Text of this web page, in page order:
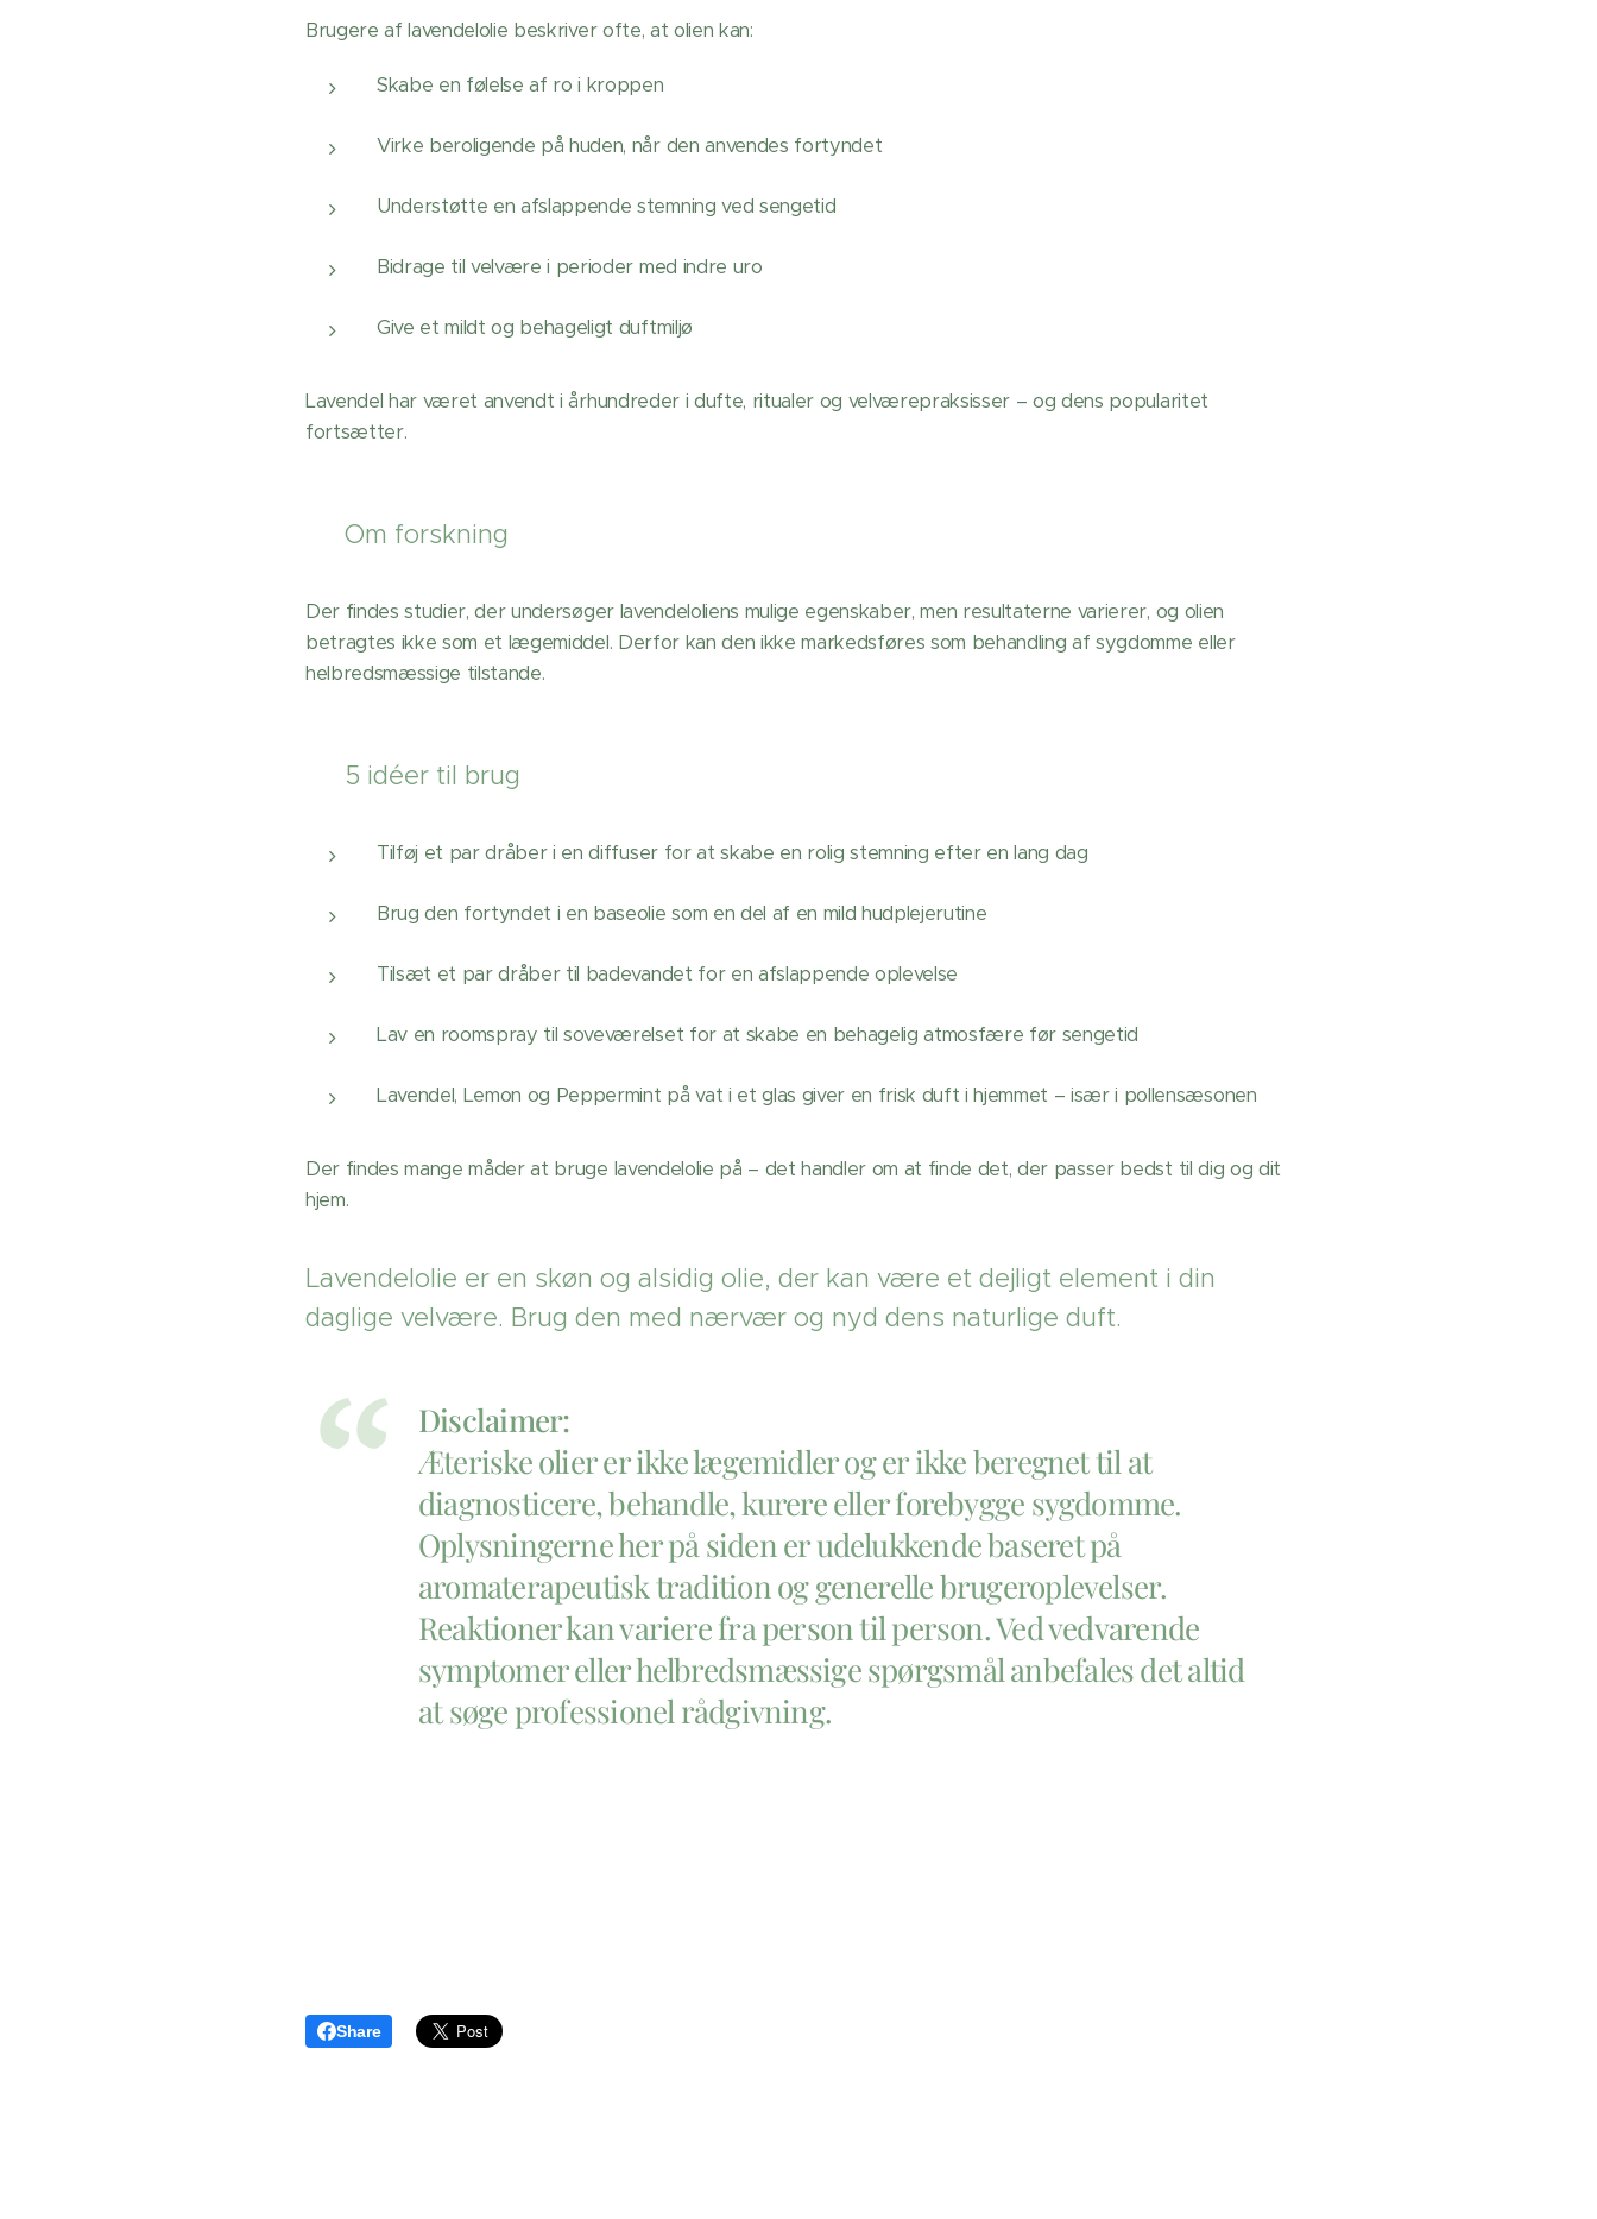
Brugere af lavendelolie beskriver ofte, at olien kan:
Skabe en følelse af ro i kroppen
Virke beroligende på huden, når den anvendes fortyndet
Understøtte en afslappende stemning ved sengetid
Bidrage til velvære i perioder med indre uro
Give et mildt og behageligt duftmiljø
Lavendel har været anvendt i århundreder i dufte, ritualer og velværepraksisser – og dens popularitet
fortsætter.
🔍 Om forskning
Der findes studier, der undersøger lavendeloliens mulige egenskaber, men resultaterne varierer, og olien
betragtes ikke som et lægemiddel. Derfor kan den ikke markedsføres som behandling af sygdomme eller
helbredsmæssige tilstande.
💧 5 idéer til brug
Tilføj et par dråber i en diffuser for at skabe en rolig stemning efter en lang dag
Brug den fortyndet i en baseolie som en del af en mild hudplejerutine
Tilsæt et par dråber til badevandet for en afslappende oplevelse
Lav en roomspray til soveværelset for at skabe en behagelig atmosfære før sengetid
Lavendel, Lemon og Peppermint på vat i et glas giver en frisk duft i hjemmet – især i pollensæsonen
Der findes mange måder at bruge lavendelolie på – det handler om at finde det, der passer bedst til dig og dit
hjem.
Lavendelolie er en skøn og alsidig olie, der kan være et dejligt element i din
daglige velvære. Brug den med nærvær og nyd dens naturlige duft.
Disclaimer:
Æteriske olier er ikke lægemidler og er ikke beregnet til at
diagnosticere, behandle, kurere eller forebygge sygdomme.
Oplysningerne her på siden er udelukkende baseret på
aromaterapeutisk tradition og generelle brugeroplevelser.
Reaktioner kan variere fra person til person. Ved vedvarende
symptomer eller helbredsmæssige spørgsmål anbefales det altid
at søge professionel rådgivning.
Share